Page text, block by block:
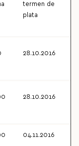
termen de
plata
28.10.2016
28.10.2016
04.11.2016